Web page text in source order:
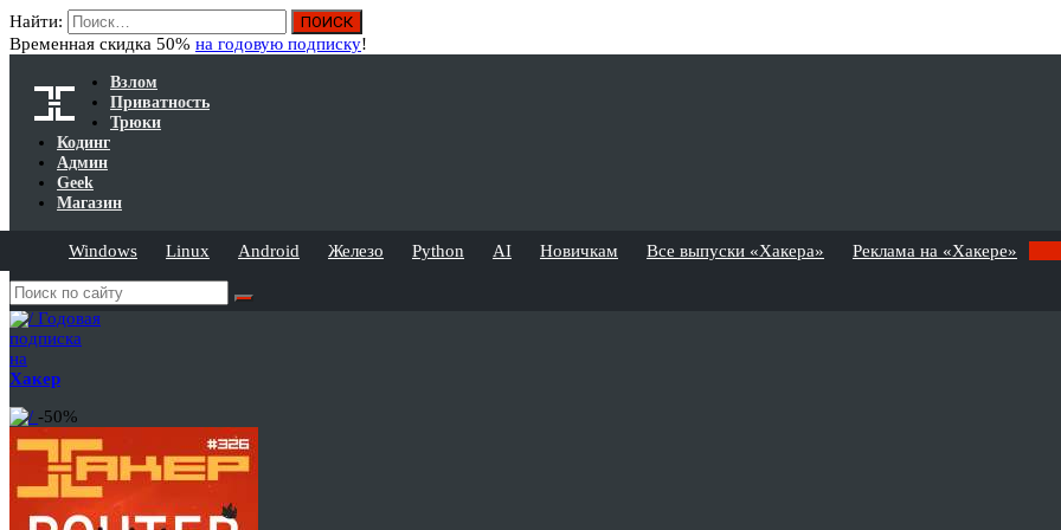
Найти:
Временная скидка 50% на годовую подписку!
Взлом
Приватность
Трюки
Кодинг
Админ
Geek
Магазин
Windows Linux Android Железо Python AI Новичкам Все выпуски «Хакера» Реклама на «Хакере»
Годовая
подписка
на
Хакер
-50%